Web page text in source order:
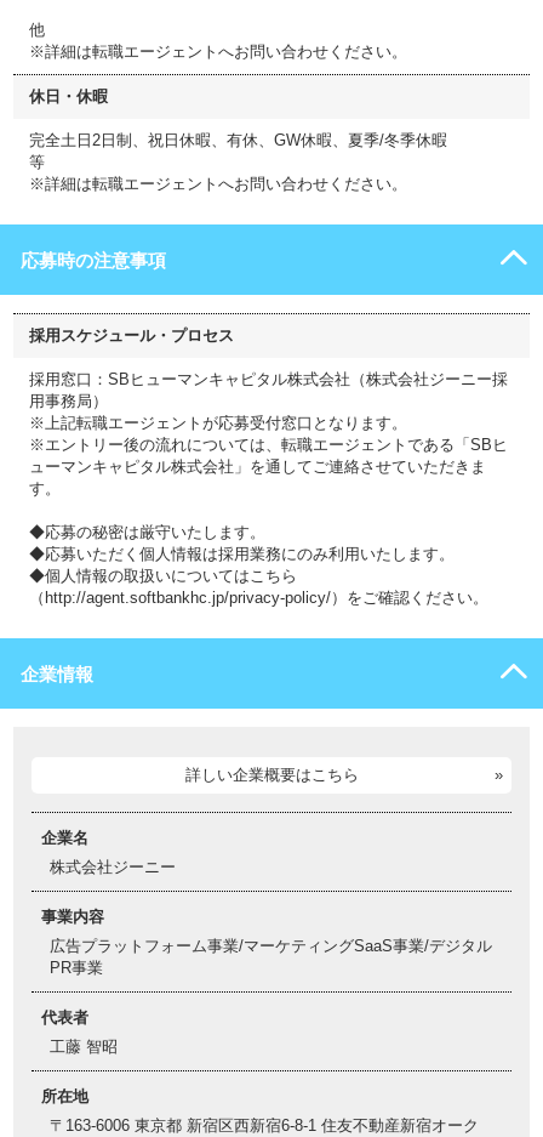
他
※詳細は転職エージェントへお問い合わせください。
休日・休暇
完全土日2日制、祝日休暇、有休、GW休暇、夏季/冬季休暇
等
※詳細は転職エージェントへお問い合わせください。
応募時の注意事項
採用スケジュール・プロセス
採用窓口：SBヒューマンキャピタル株式会社（株式会社ジーニー採
用事務局）
※上記転職エージェントが応募受付窓口となります。
※エントリー後の流れについては、転職エージェントである「SBヒ
ューマンキャピタル株式会社」を通してご連絡させていただきま
す。
◆応募の秘密は厳守いたします。
◆応募いただく個人情報は採用業務にのみ利用いたします。
◆個人情報の取扱いについてはこちら
（http://agent.softbankhc.jp/privacy-policy/）をご確認ください。
企業情報
詳しい企業概要はこちら
企業名
株式会社ジーニー
事業内容
広告プラットフォーム事業/マーケティングSaaS事業/デジタル
PR事業
代表者
工藤 智昭
所在地
〒163-6006 東京都 新宿区西新宿6-8-1 住友不動産新宿オーク